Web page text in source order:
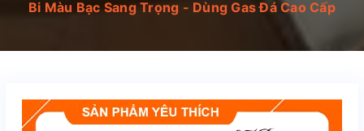
Bi Màu Bạc Sang Trọng - Dùng Gas Đá Cao Cấp